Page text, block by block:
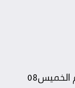
صادق مجلس الحكومة، المنعقد يوم الخميس08